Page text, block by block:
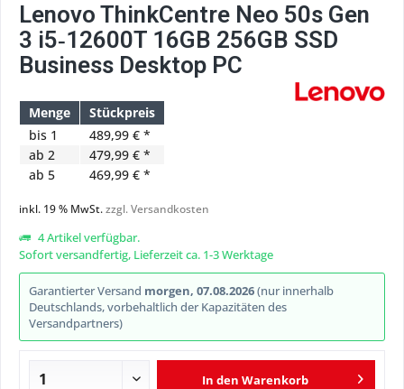
Lenovo ThinkCentre Neo 50s Gen
3 i5‑12600T 16GB 256GB SSD
Business Desktop PC
Menge
Stückpreis
bis 1
489,99 € *
ab 2
479,99 € *
ab 5 469,99 € *
inkl. 19 % MwSt.zzgl. Versandkosten
4 Artikel verfügbar.
Sofort versandfertig, Lieferzeit ca. 1-3 Werktage
Garantierter Versand morgen, 07.08.2026(nur innerhalb
Deutschlands, vorbehaltlich der Kapazitäten des
Versandpartners)
In den Warenkorb